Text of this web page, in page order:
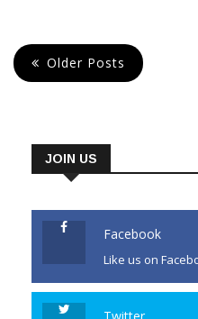
Older Posts
JOIN US
Facebook
Like us on